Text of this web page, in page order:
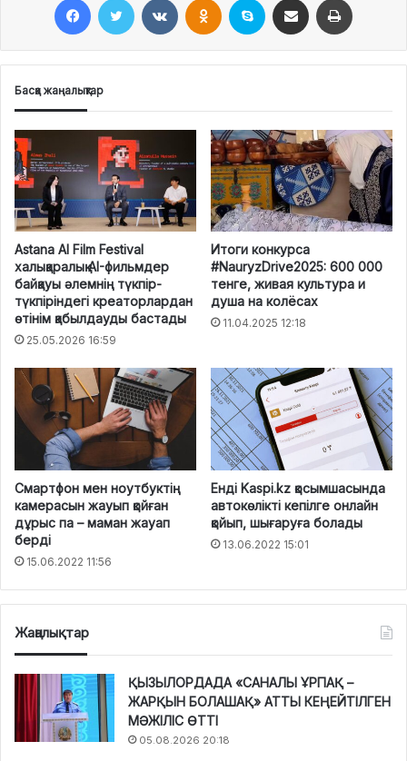
Басқа жаңалықтар
Astana AI Film Festival
халықаралық AI-фильмдер
байқауы әлемнің түкпір-
түкпіріндегі креаторлардан
өтінім қабылдауды бастады
25.05.2026 16:59
Итоги конкурса
#NauryzDrive2025: 600 000
тенге, живая культура и
душа на колёсах
11.04.2025 12:18
Смартфон мен ноутбуктің
камерасын жауып қойған
дұрыс па – маман жауап
берді
15.06.2022 11:56
Енді Kaspi.kz қосымшасында
автокөлікті кепілге онлайн
қойып, шығаруға болады
13.06.2022 15:01
Жаңалықтар
ҚЫЗЫЛОРДАДА «САНАЛЫ ҰРПАҚ –
ЖАРҚЫН БОЛАШАҚ» АТТЫ КЕҢЕЙТІЛГЕН
МӘЖІЛІС ӨТТІ
05.08.2026 20:18